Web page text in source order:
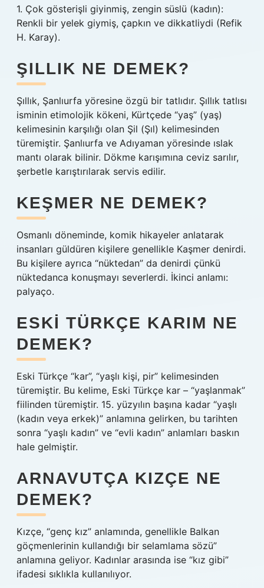
1. Çok gösterişli giyinmiş, zengin süslü (kadın):
Renkli bir yelek giymiş, çapkın ve dikkatliydi (Refik
H. Karay).
ŞILLIK NE DEMEK?
Şıllık, Şanlıurfa yöresine özgü bir tatlıdır. Şıllık tatlısı
isminin etimolojik kökeni, Kürtçede “yaş” (yaş)
kelimesinin karşılığı olan Şil (Şıl) kelimesinden
türemiştir. Şanlıurfa ve Adıyaman yöresinde ıslak
mantı olarak bilinir. Dökme karışımına ceviz sarılır,
şerbetle karıştırılarak servis edilir.
KEŞMER NE DEMEK?
Osmanlı döneminde, komik hikayeler anlatarak
insanları güldüren kişilere genellikle Kaşmer denirdi.
Bu kişilere ayrıca “nüktedan” da denirdi çünkü
nüktedanca konuşmayı severlerdi. İkinci anlamı:
palyaço.
ESKI TÜRKÇE KARIM NE
DEMEK?
Eski Türkçe “kar”, “yaşlı kişi, pir” kelimesinden
türemiştir. Bu kelime, Eski Türkçe kar – “yaşlanmak”
fiilinden türemiştir. 15. yüzyılın başına kadar “yaşlı
(kadın veya erkek)” anlamına gelirken, bu tarihten
sonra “yaşlı kadın” ve “evli kadın” anlamları baskın
hale gelmiştir.
ARNAVUTÇA KIZÇE NE
DEMEK?
Kızçe, “genç kız” anlamında, genellikle Balkan
göçmenlerinin kullandığı bir selamlama sözü”
anlamına geliyor. Kadınlar arasında ise “kız gibi”
ifadesi sıklıkla kullanılıyor.